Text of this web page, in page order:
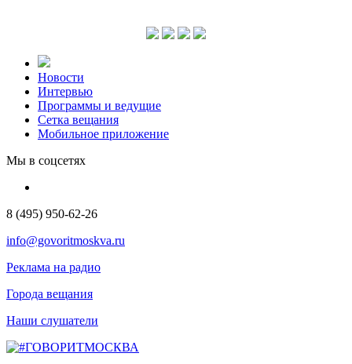
Новости
Интервью
Программы и ведущие
Сетка вещания
Мобильное приложение
Мы в соцсетях
8 (495) 950-62-26
info@govoritmoskva.ru
Реклама на радио
Города вещания
Наши слушатели